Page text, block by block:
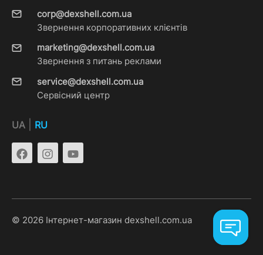
corp@dexshell.com.ua
Звернення корпоративних клієнтів
marketing@dexshell.com.ua
Звернення з питань реклами
service@dexshell.com.ua
Сервісний центр
UA RU
© 2026 Інтернет-магазин dexshell.com.ua